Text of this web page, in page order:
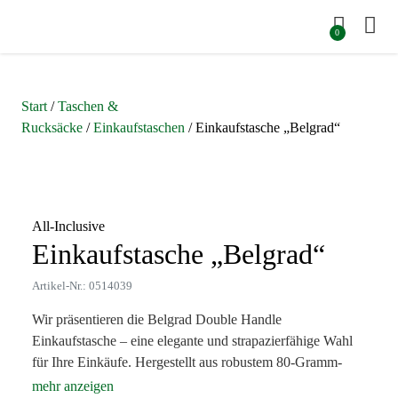
0
Start /Taschen &
Rucksäcke /Einkaufstaschen / Einkaufstasche „Belgrad“
All-Inclusive
Einkaufstasche „Belgrad“
Artikel-Nr.: 0514039
Wir präsentieren die Belgrad Double Handle
Einkaufstasche – eine elegante und strapazierfähige Wahl
für Ihre Einkäufe. Hergestellt aus robustem 80-Gramm-
Vliesstoff, verfügt die Tasche über eine geräumige